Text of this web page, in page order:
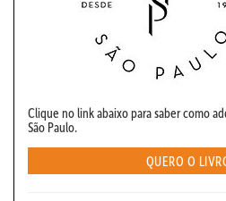
Clique no link abaixo para saber como
São Paulo.
QUERO O